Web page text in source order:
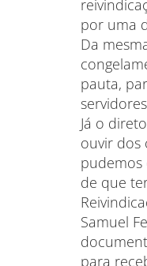
por uma
Da
pauta,
Já o
ouvir dos
pudemos
de que
Samuel
para